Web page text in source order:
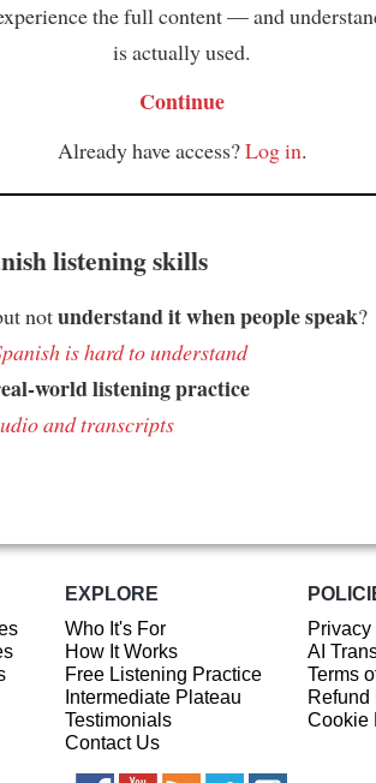
the full content — and
is actually used.
Continue
Already have access?Log in.
listening skills
notunderstand it when people speak?
is hard to understand
world listening practice
and transcripts
EXPLORE
Who It's For
How It Works
Free Listening Practice
Intermediate Plateau
Testimonials
Contact Us
AI
Terms
Refund
Cookie